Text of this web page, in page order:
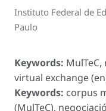
Instituto Federal de
Paulo
Keywords:
virtual exchange
Keywords: corpus
(MulTeC),